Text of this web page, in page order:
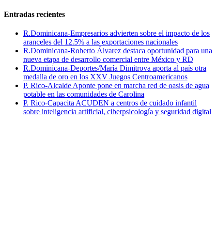
Entradas recientes
R.Dominicana-Empresarios advierten sobre el impacto de los
aranceles del 12.5% a las exportaciones nacionales
R.Dominicana-Roberto Álvarez destaca oportunidad para una
nueva etapa de desarrollo comercial entre México y RD
R.Dominicana-Deportes/María Dimitrova aporta al país otra
medalla de oro en los XXV Juegos Centroamericanos
P. Rico-Alcalde Aponte pone en marcha red de oasis de agua
potable en las comunidades de Carolina
P. Rico-Capacita ACUDEN a centros de cuidado infantil
sobre inteligencia artificial, ciberpsicología y seguridad digital